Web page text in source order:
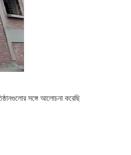
সঙ্গে আলোচনা করেছি